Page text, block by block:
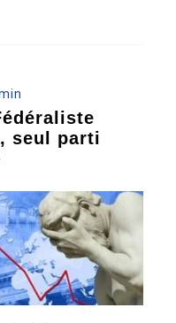
seul parti